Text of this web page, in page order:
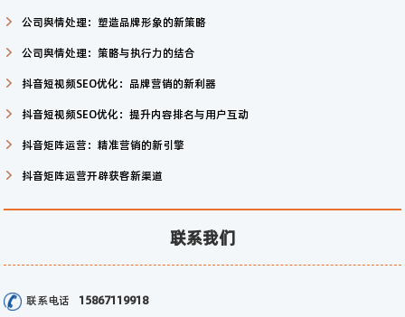
公司舆情处理：塑造品牌形象的新策略
公司舆情处理：策略与执行力的结合
抖音短视频SEO优化：品牌营销的新利器
抖音短视频SEO优化：提升内容排名与用户互动
抖音矩阵运营：精准营销的新引擎
抖音矩阵运营开辟获客新渠道
联系我们
联系电话 15867119918